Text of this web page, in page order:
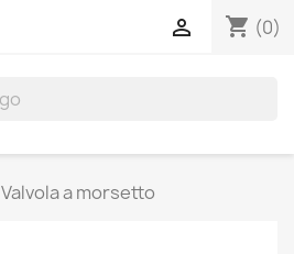
shopping_cart (0)

Valvola a morsetto